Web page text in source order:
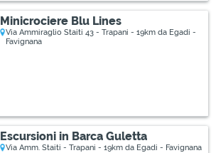
Minicrociere Blu Lines
Via Ammiraglio Staiti 43 - Trapani - 19km da Egadi -
Favignana
Escursioni in Barca Guletta
Via Amm. Staiti - Trapani - 19km da Egadi - Favignana